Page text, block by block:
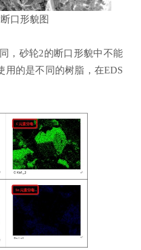
口形貌图
，砂轮2的断口形貌中不能
用的是不同的树脂，在EDS